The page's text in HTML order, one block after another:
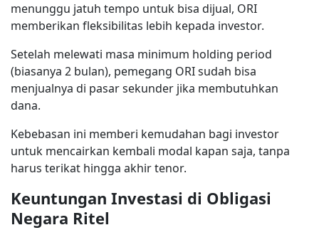
menunggu jatuh tempo untuk bisa dijual, ORI
memberikan fleksibilitas lebih kepada investor.
Setelah melewati masa minimum holding period
(biasanya 2 bulan), pemegang ORI sudah bisa
menjualnya di pasar sekunder jika membutuhkan
dana.
Kebebasan ini memberi kemudahan bagi investor
untuk mencairkan kembali modal kapan saja, tanpa
harus terikat hingga akhir tenor.
Keuntungan Investasi di Obligasi
Negara Ritel